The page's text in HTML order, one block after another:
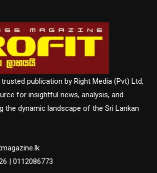
publication by Right Media (Pvt) Ltd,
for insightful news, analysis, and
the dynamic landscape of the Sri Lankan
| 0112086773